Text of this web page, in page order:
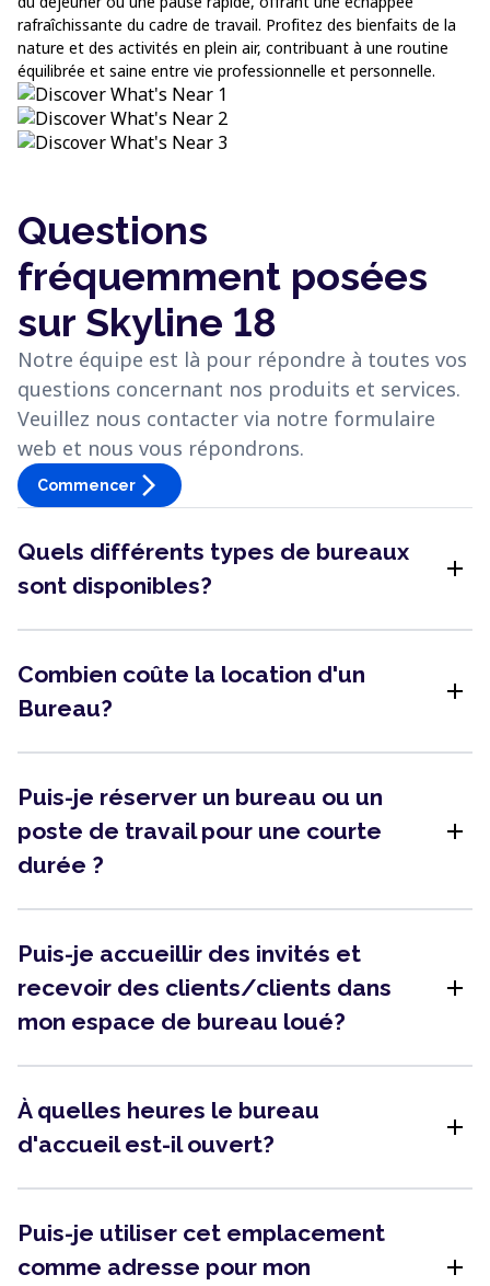
rafraîchissante du cadre de travail. Profitez des bienfaits de la
nature et des activités en plein air, contribuant à une routine
équilibrée et saine entre vie professionnelle et personnelle.
Questions
fréquemment posées
sur Skyline 18
Notre équipe est là pour répondre à toutes vos
questions concernant nos produits et services.
Veuillez nous contacter via notre formulaire
web et nous vous répondrons.
Commencer arrow_forward_ios
Quels différents types de bureaux
sont disponibles?
add
Combien coûte la location d'un
Bureau?
add
Puis-je réserver un bureau ou un
poste de travail pour une courte
durée ?
add
Puis-je accueillir des invités et
recevoir des clients/clients dans
mon espace de bureau loué?
add
À quelles heures le bureau
d'accueil est-il ouvert?
add
Puis-je utiliser cet emplacement
comme adresse pour mon
add